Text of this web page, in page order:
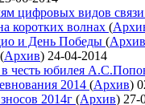
цифровых видов связи
коротких волнах (
и День Победы (Архив
(Архив) 24-04-2014
честь юбилея
2014 (Архив)
2014г (Архив) 27-